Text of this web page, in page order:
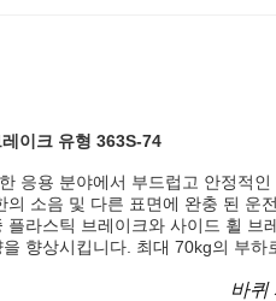
이크 유형 363S-74
응용 분야에서 부드럽고 안정적
소음 및 다른 표면에 완충 된
라스틱 브레이크와 사이드 휠
향상시킵니다. 최대 70kg의 부
바퀴